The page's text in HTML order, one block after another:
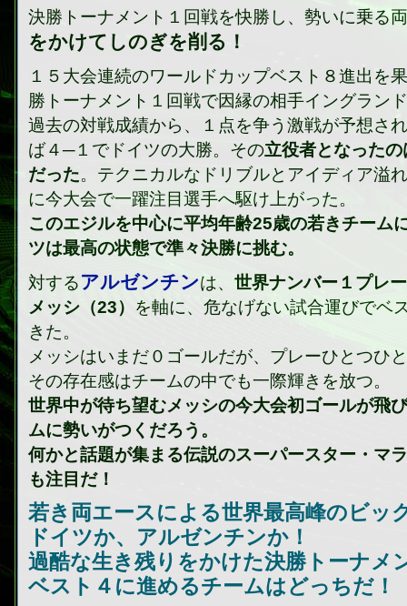
決勝トーナメント１回戦を快勝し、勢いに乗る
をかけてしのぎを削る！
１５大会連続のワールドカップベスト８進出を
勝トーナメント１回戦で因縁の相手イングラン
過去の対戦成績から、１点を争う激戦が予想さ
ば４─１でドイツの大勝。その立役者となった
だった。テクニカルなドリブルとアイディア溢
に今大会で一躍注目選手へ駆け上がった。
このエジルを中心に平均年齢25歳の若きチーム
ツは最高の状態で準々決勝に挑む。
対するアルゼンチンは、 世界ナンバー１プレ
メッシ（23） を軸に、危なげない試合運びでベ
きた。
メッシはいまだ０ゴールだが、プレーひとつひ
その存在感はチームの中でも一際輝きを放つ。
世界中が待ち望むメッシの今大会初ゴールが飛
ムに勢いがつくだろう。
何かと話題が集まる伝説のスーパースター・マ
も注目だ！
若き両エースによる世界最高峰のビッ
ドイツか、アルゼンチンか！
過酷な生き残りをかけた決勝トーナメ
ベスト４に進めるチームはどっちだ！